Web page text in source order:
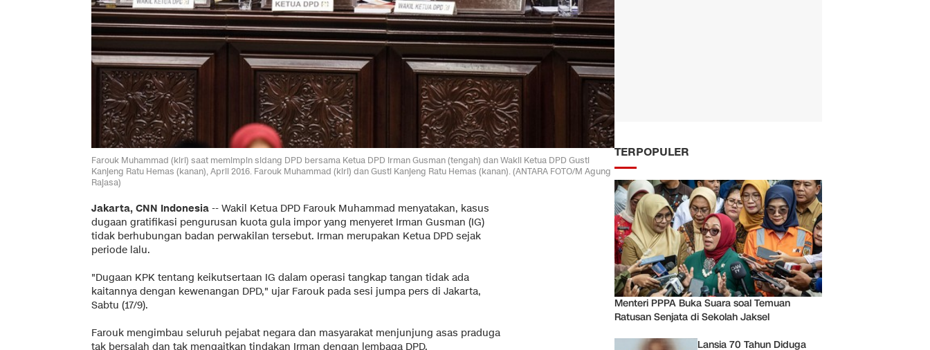
Farouk Muhammad (kiri) saat memimpin sidang DPD bersama Ketua DPD Irman Gusman (tengah) dan Wakil Ketua DPD Gusti
Kanjeng Ratu Hemas (kanan), April 2016. Farouk Muhammad (kiri) dan Gusti Kanjeng Ratu Hemas (kanan). (ANTARA FOTO/M Agung
Rajasa)
Jakarta, CNN Indonesia -- Wakil Ketua DPD Farouk Muhammad menyatakan, kasus
dugaan gratifikasi pengurusan kuota gula impor yang menyeret Irman Gusman (IG)
tidak berhubungan badan perwakilan tersebut. Irman merupakan Ketua DPD sejak
periode lalu.
"Dugaan KPK tentang keikutsertaan IG dalam operasi tangkap tangan tidak ada
kaitannya dengan kewenangan DPD," ujar Farouk pada sesi jumpa pers di Jakarta,
Sabtu (17/9).
Farouk mengimbau seluruh pejabat negara dan masyarakat menjunjung asas praduga
tak bersalah dan tak mengaitkan tindakan Irman dengan lembaga DPD.
TERPOPULER
Menteri PPPA Buka Suara soal Temuan
Ratusan Senjata di Sekolah Jaksel
Lansia 70 Tahun Diduga